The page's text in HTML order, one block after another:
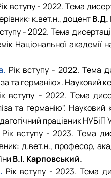
вступу - 2022. Тема
к.вет.н., доцентВ.Д.
- 2022. Тема
Національної
Рік вступу - 2022. Тема
та германію». Науковий
вступу - 2022. Тема
та германію".
працівник НУБіП
Рік вступу - 2023. Тема
д.вет.н., професор,
В.І. Карповський.
Рік вступу - 2023. Тема